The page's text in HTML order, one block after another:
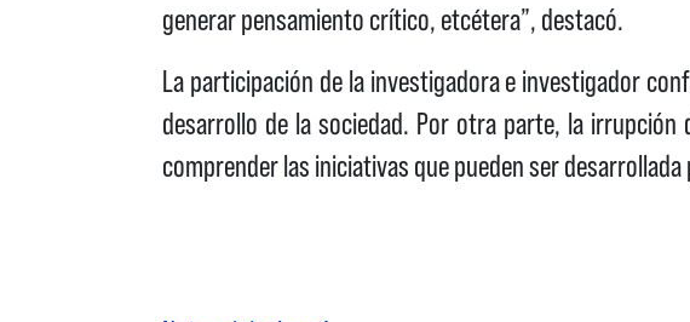
generar pensamiento crítico, etcétera”, destacó.
La participación de la investigadora e investigador
desarrollo de la sociedad. Por otra parte, la
comprender las iniciativas que pueden ser desarrollada